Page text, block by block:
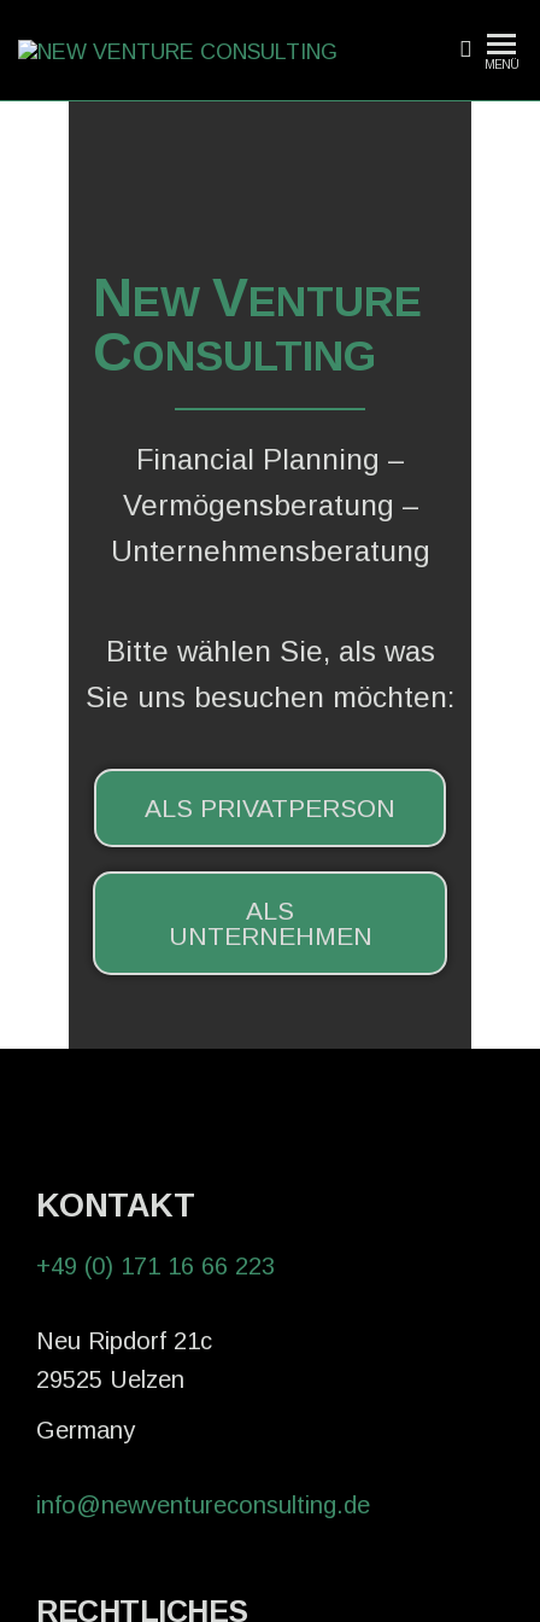
VENTURE
MENÜ
NEW VENTURE
CONSULTING
Financial Planning –
Vermögensberatung –
Unternehmensberatung
Bitte wählen Sie, als was
Sie uns besuchen möchten:
ALS PRIVATPERSON
ALS
UNTERNEHMEN
KONTAKT
+49 (0) 171 16 66 223
Neu Ripdorf 21c
29525 Uelzen
Germany
info@newventureconsulting.de
RECHTLICHES